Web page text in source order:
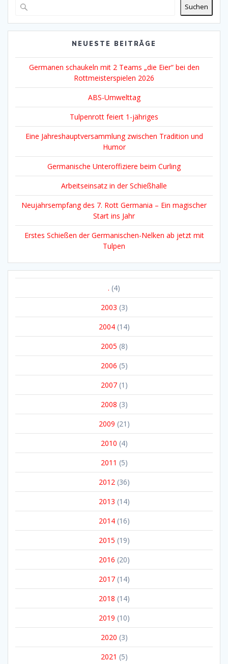
Suchen
NEUESTE BEITRÄGE
Germanen schaukeln mit 2 Teams „die Eier“ bei den
Rottmeisterspielen 2026
ABS-Umwelttag
Tulpenrott feiert 1-jähriges
Eine Jahreshauptversammlung zwischen Tradition und
Humor
Germanische Unteroffiziere beim Curling
Arbeitseinsatz in der Schießhalle
Neujahrsempfang des 7. Rott Germania – Ein magischer
Start ins Jahr
Erstes Schießen der Germanischen-Nelken ab jetzt mit
Tulpen
. (4)
2003 (3)
2004(14)
2005 (8)
2006 (5)
2007(1)
2008 (3)
2009 (21)
2010 (4)
2011 (5)
2012 (36)
2013 (14)
2014(16)
2015 (19)
2016 (20)
2017(14)
2018 (14)
2019 (10)
2020 (3)
2021 (5)